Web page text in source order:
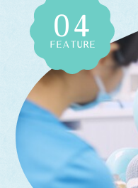
04
FEATURE